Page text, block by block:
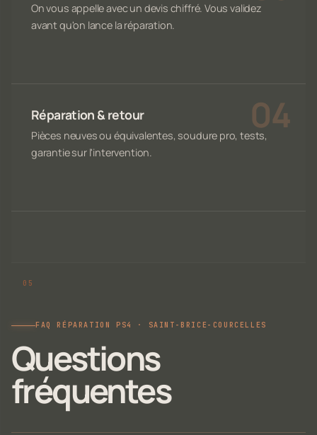
On vous appelle avec un devis chiffré. Vous validez
avant qu'on lance la réparation.
Réparation & retour
Pièces neuves ou équivalentes, soudure pro, tests,
garantie sur l'intervention.
FAQ RÉPARATION PS4 · SAINT-BRICE-COURCELLES
Questions
fréquentes